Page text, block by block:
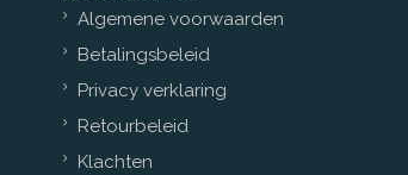
Algemene voorwaarden
Betalingsbeleid
Privacy verklaring
Retourbeleid
Klachten